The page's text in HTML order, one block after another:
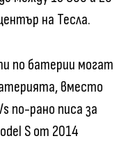
на Тесла.
по батерии могат
вместо
по-рано писа за
S от 2014